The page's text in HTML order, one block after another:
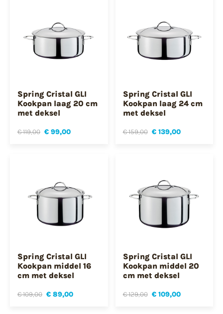
Spring Cristal GLI
Kookpan laag 20 cm
met deksel
€ 119,00 € 99,00
Spring Cristal GLI
Kookpan laag 24 cm
met deksel
€ 159,00 € 139,00
Spring Cristal GLI
Kookpan middel 16
cm met deksel
€ 109,00 € 89,00
Spring Cristal GLI
Kookpan middel 20
cm met deksel
€ 129,00 € 109,00